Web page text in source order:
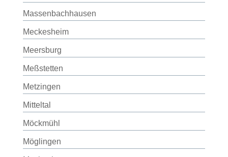
Massenbachhausen
Meckesheim
Meersburg
Meßstetten
Metzingen
Mitteltal
Möckmühl
Möglingen